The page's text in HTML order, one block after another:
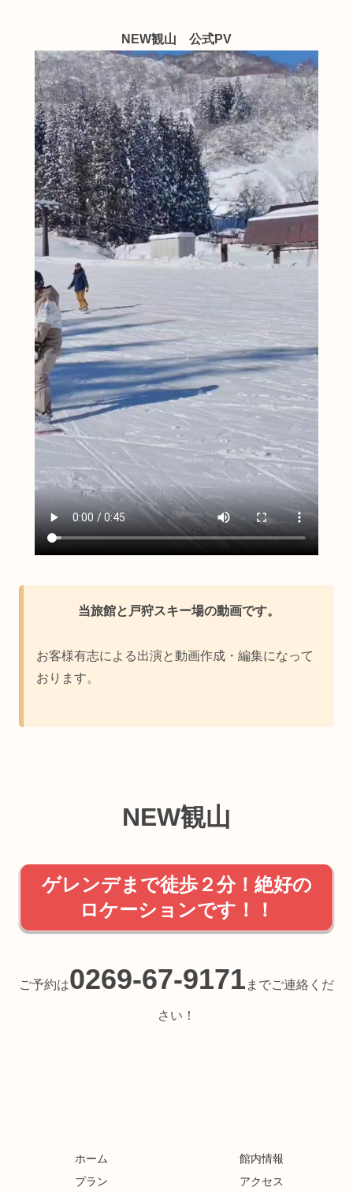
NEW観山 公式PV
当旅館と戸狩スキー場の動画です。
お客様有志による出演と動画作成・編集になって
おります。
NEW観山
ゲレンデまで徒歩２分！絶好の
ロケーションです！！
ご予約は0269-67-9171 までご連絡くだ
さい！
ホーム
館内情報
プラン
アクセス